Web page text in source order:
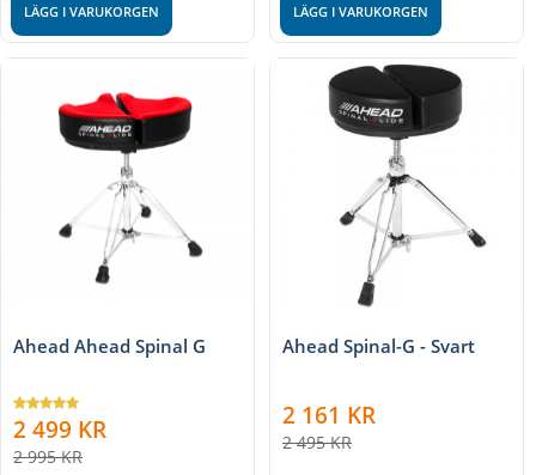
LÄGG I VARUKORGEN LÄGG I VARUKORGEN
Ahead Ahead Spinal G
2 499 KR
2 995KR
Ahead Spinal-G - Svart
2 161 KR
2 495KR